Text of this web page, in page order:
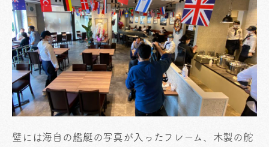
壁には海自の艦艇の写真が入ったフレーム、木製の舵